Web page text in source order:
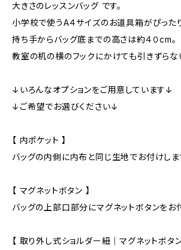
大きさのレッスンバッグ です。
小学校で使うA４サイズのお道具箱がぴった
持ち手からバッグ底までの高さは約４０cm。
教室の机の横のフックにかけても引きずらな
↓いろんなオプションをご用意しています↓
↓ご希望でお選びください↓
【 内ポケット 】
バッグの内側に内布と同じ生地でお付けしま
【 マグネットボタン 】
バッグの上部口部分にマグネットボタンをお
【 取り外し式ショルダー紐｜マグネットボタン